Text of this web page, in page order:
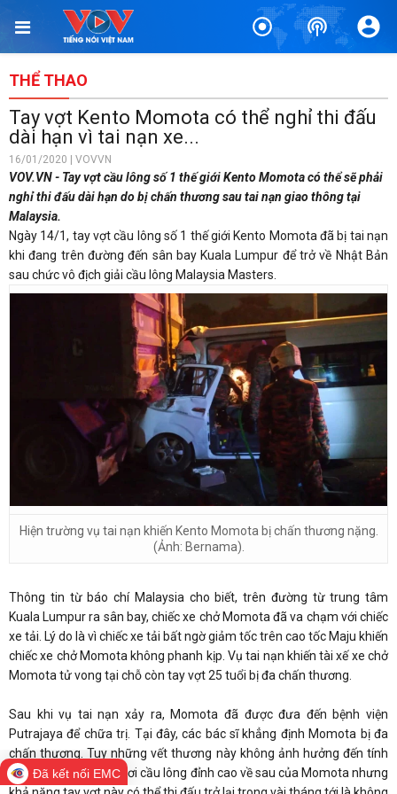
THỂ THAO
Tay vợt Kento Momota có thể nghỉ thi đấu
dài hạn vì tai nạn xe...
16/01/2020 | VOVVN
VOV.VN - Tay vợt cầu lông số 1 thế giới Kento Momota có thể sẽ phải
nghỉ thi đấu dài hạn do bị chấn thương sau tai nạn giao thông tại
Malaysia.
Ngày 14/1, tay vợt cầu lông số 1 thế giới Kento Momota đã bị tai nạn
khi đang trên đường đến sân bay Kuala Lumpur để trở về Nhật Bản
sau chức vô địch giải cầu lông Malaysia Masters.
Hiện trường vụ tai nạn khiến Kento Momota bị chấn thương nặng.
(Ảnh: Bernama).
Thông tin từ báo chí Malaysia cho biết, trên đường từ trung tâm
Kuala Lumpur ra sân bay, chiếc xe chở Momota đã va chạm với chiếc
xe tải. Lý do là vì chiếc xe tải bất ngờ giảm tốc trên cao tốc Maju khiến
chiếc xe chở Momota không phanh kịp. Vụ tai nạn khiến tài xế xe chở
Momota tử vong tại chỗ còn tay vợt 25 tuổi bị đa chấn thương.
Sau khi vụ tai nạn xảy ra, Momota đã được đưa đến bệnh viện
Putrajaya để chữa trị. Tại đây, các bác sĩ khẳng định Momota bị đa
chấn thương. Tuy những vết thương này không ảnh hưởng đến tính
mạng và khả năng chơi cầu lông đỉnh cao về sau của Momota nhưng
Đã kết nối EMC